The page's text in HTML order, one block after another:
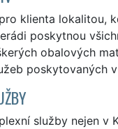
klienta lokalitou,
poskytnou
obalových
poskytovaných
služby nejen v